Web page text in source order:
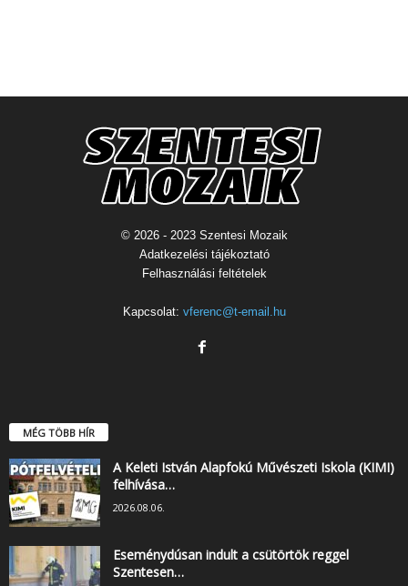
© 2026 - 2023 Szentesi Mozaik
Adatkezelési tájékoztató
Felhasználási feltételek
Kapcsolat: vferenc@t-email.hu
MÉG TÖBB HÍR
A Keleti István Alapfokú Művészeti Iskola (KIMI)
felhívása…
2026.08.06.
Eseménydúsan indult a csütörtök reggel
Szentesen…